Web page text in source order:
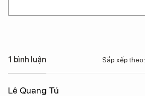
1 bình luận Sắp xếp theo:
Lê Quang Tú